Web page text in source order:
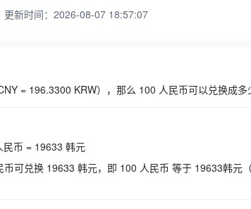
更新时间：2026-08-07 18:57:07
= 196.3300 KRW），那么 100 人民币可以兑换成多
币 = 19633 韩元
可兑换 19633 韩元，即 100 人民币 等于 19633韩元